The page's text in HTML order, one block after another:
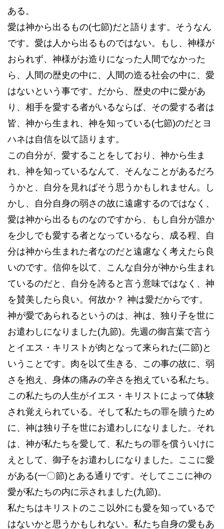
ある。
愛は神から出るもの(七節)だと語ります。そうなん
です。愛は人から出るものではない。もし、神様が
おられず、神様がお造りになった人間でなかった
ら、人間の歴史の中に、人間の造る社会の中に、愛
はないという事です。だから、歴史の中に愛があ
り、相手を愛する者がいるならば、その愛する者は
皆、神から生まれ、神を知っている(七節)のだとヨ
ハネは自信を以て語ります。
この自分が、愛することをしており、神から生ま
れ、神を知っているなんて、そんなことがあるだろ
うかと、自分を見ればそう思うかもしれません。し
かし、自分自身の弱さの故に遠慮するのではなく、
愛は神から出るものなのですから、もし自分が誰か
を少しでも愛する者となっているなら、成る程、自
分は神から生まれた者なのだと遠慮なく考えたら良
いのです。信仰を以て、こんな自分が神から生まれ
ているのだと、自分を誇ると言う意味ではなく、神
を賛美したら良い。何故か？ 神は愛だからです。
神が愛であられるというのは、神は、独り子を世に
お遣わしになりました(九節)。先週の御言葉で言う
とイエス・キリストが肉となって来られた(二節)と
いうことです。肉を以て生きる、この事の故に、弱
さを抱え、身体の痛みの辛さを抱えている私たち。
この私たちの人生がイエス・キリストによって体験
され覚えられている。そして私たちの罪を贖うため
に、神は独り子を世にお遣わしになりました。それ
は、神が私たちを愛して、私たちの罪を償ういけに
えとして、御子をお遣わしになりました。ここに愛
がある(一〇節)とある通りです。そしてここに神の
愛が私たちの内に示されました(九節)。
私たちはキリストのここ以外にも愛を知っているで
はないかと思うかもしれない。私たち自身の愛もあ